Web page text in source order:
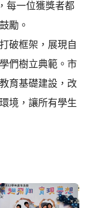
每一位獲獎者都
勵。
破框架，展現自
們樹立典範。市
育基礎建設，改
境，讓所有學生